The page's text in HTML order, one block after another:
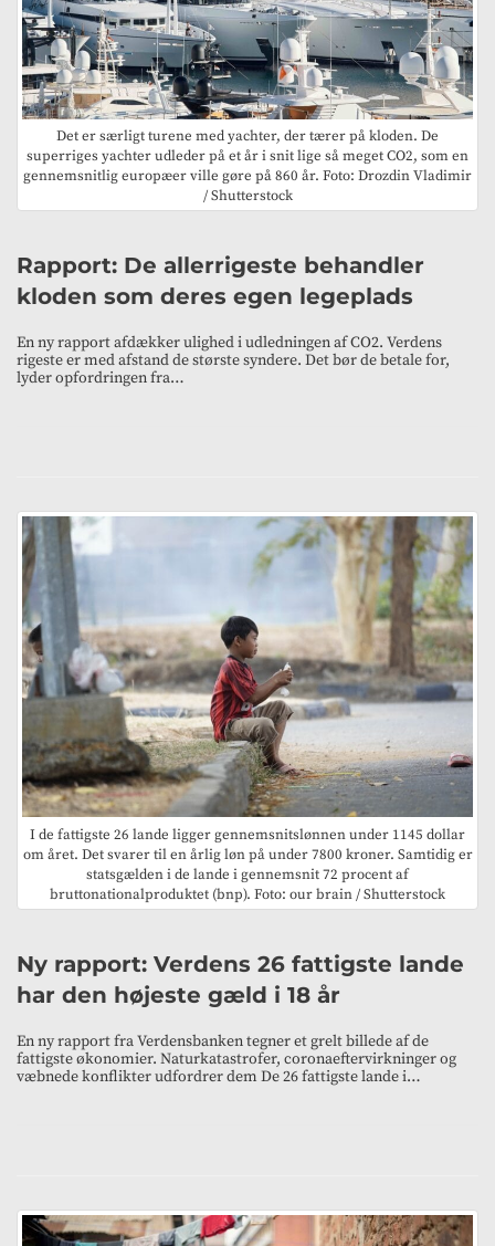
Det er særligt turene med yachter, der tærer på kloden. De
superriges yachter udleder på et år i snit lige så meget CO2, som en
gennemsnitlig europæer ville gøre på 860 år. Foto: Drozdin Vladimir
/ Shutterstock
Rapport: De allerrigeste behandler
kloden som deres egen legeplads
En ny rapport afdækker ulighed i udledningen af CO2. Verdens
rigeste er med afstand de største syndere. Det bør de betale for,
lyder opfordringen fra…
I de fattigste 26 lande ligger gennemsnitslønnen under 1145 dollar
om året. Det svarer til en årlig løn på under 7800 kroner. Samtidig er
statsgælden i de lande i gennemsnit 72 procent af
bruttonationalproduktet (bnp). Foto: our brain / Shutterstock
Ny rapport: Verdens 26 fattigste lande
har den højeste gæld i 18 år
En ny rapport fra Verdensbanken tegner et grelt billede af de
fattigste økonomier. Naturkatastrofer, coronaeftervirkninger og
væbnede konflikter udfordrer dem De 26 fattigste lande i…